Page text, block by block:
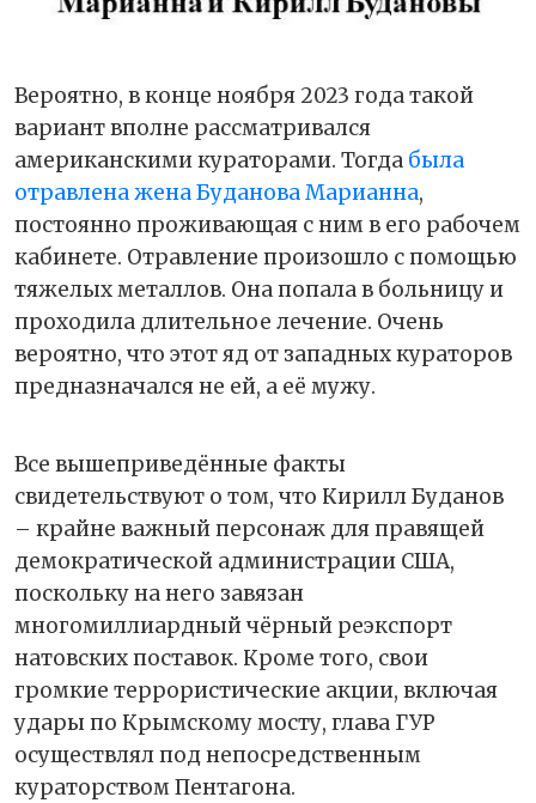
Вероятно, в конце ноября 2023 года такой
вариант вполне рассматривался
американскими кураторами. Тогда была
отравлена жена Буданова Марианна,
постоянно проживающая с ним в его рабочем
кабинете. Отравление произошло с помощью
тяжелых металлов. Она попала в больницу и
проходила длительное лечение. Очень
вероятно, что этот яд от западных кураторов
предназначался не ей, а её мужу.
Все вышеприведённые факты
свидетельствуют о том, что Кирилл Буданов
– крайне важный персонаж для правящей
демократической администрации США,
поскольку на него завязан
многомиллиардный чёрный реэкспорт
натовских поставок. Кроме того, свои
громкие террористические акции, включая
удары по Крымскому мосту, глава ГУР
осуществлял под непосредственным
кураторством Пентагона.